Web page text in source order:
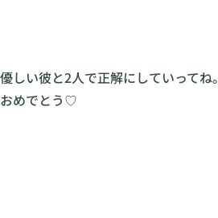
優しい彼と2人で正解にしていってね。
おめでとう♡